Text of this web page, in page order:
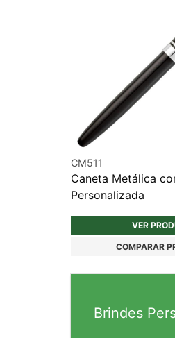
CM511
Caneta Metálica
Personalizada
VER
COMPARAR
Brindes